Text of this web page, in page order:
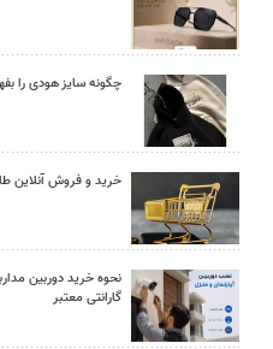
چگونه سایز هودی را
خرید و فروش آنلاین
نحوه خرید دوربین
گارانتی معتبر